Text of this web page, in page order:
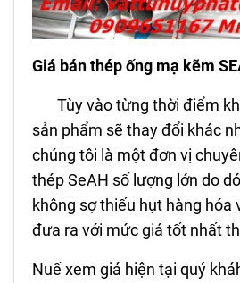
Giá bán thép ống mạ kẽm
Tùy vào từng thời điểm
sản phẩm sẽ thay đổi khác
chúng tôi là một đơn vị
thép SeAH số lượng lớn do
không sợ thiếu hụt hàng hóa
đưa ra với mức giá tốt nhất
Nuế xem giá hiện tại quý